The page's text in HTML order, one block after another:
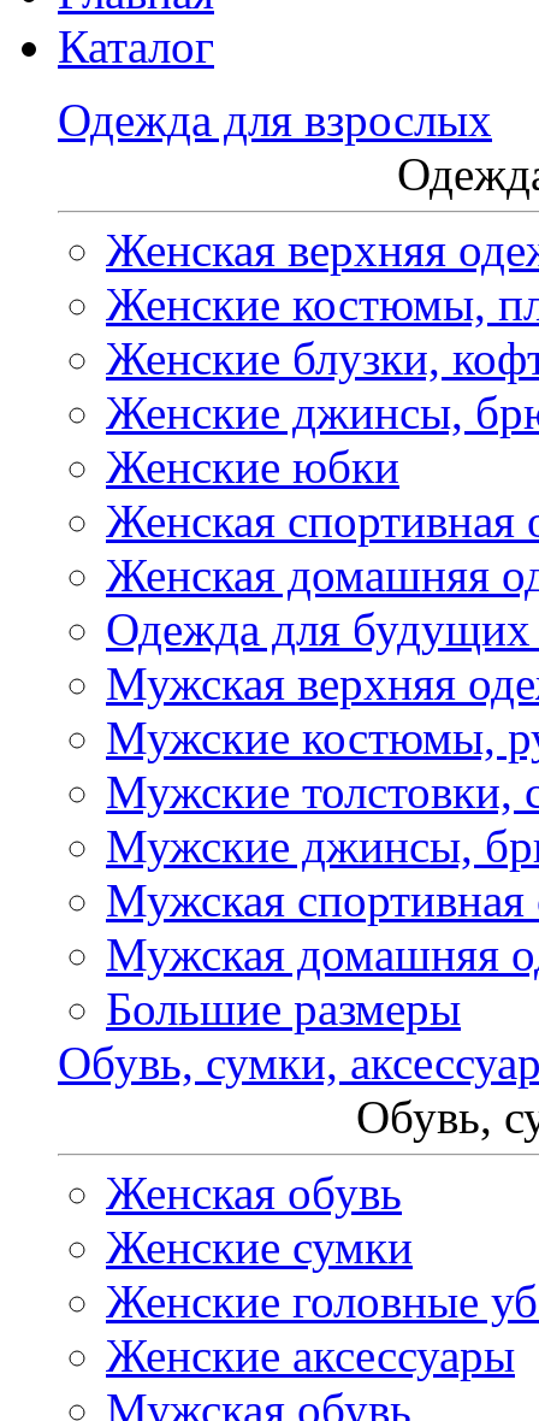
Каталог
Одежда для взрослых
Женская верхняя
Женские костюмы,
Женские блузки,
Женские джинсы,
Женские юбки
Женская спортивная
Женская домашняя
Одежда для
Мужская верхняя
Мужские костюмы,
Мужские толстовки,
Мужские джинсы,
Мужская спортивная
Мужская домашняя
Большие размеры
Обувь, сумки,
Обувь,
Женская обувь
Женские сумки
Женские головные
Женские аксессуары
Мужская обувь